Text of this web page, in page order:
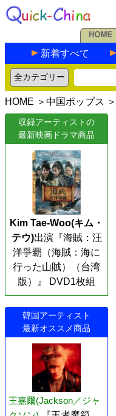
新着すべて
HOME ＞ 中国ポップス ＞
収録アーティストの
最新映画ドラマ商品
Kim Tae-Woo(キム・
テウ)出演『海賊：汪
洋爭覇（海賊：海に
行った山賊）（台湾
版）』 DVD1枚組
韓国アーティスト
最新オススメ商品
王嘉爾(Jackson／ジャ